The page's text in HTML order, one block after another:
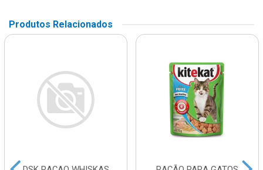
Produtos Relacionados